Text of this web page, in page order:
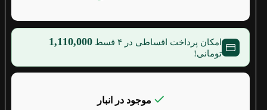
امکان پرداخت اقساطی در ۴ قسط 1,110,000
تومانی!
موجود در انبار